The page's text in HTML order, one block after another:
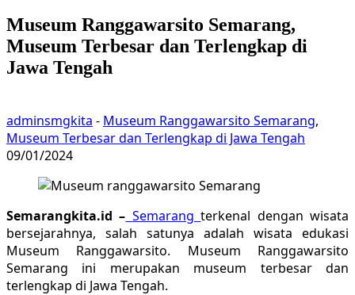
Museum Ranggawarsito Semarang,
Museum Terbesar dan Terlengkap di
Jawa Tengah
adminsmgkita - Museum Ranggawarsito Semarang,
Museum Terbesar dan Terlengkap di Jawa Tengah
09/01/2024
Semarangkita.id – Semarangterkenal dengan wisata
bersejarahnya, salah satunya adalah wisata edukasi
Museum Ranggawarsito. Museum Ranggawarsito
Semarang ini merupakan museum terbesar dan
terlengkap di Jawa Tengah.